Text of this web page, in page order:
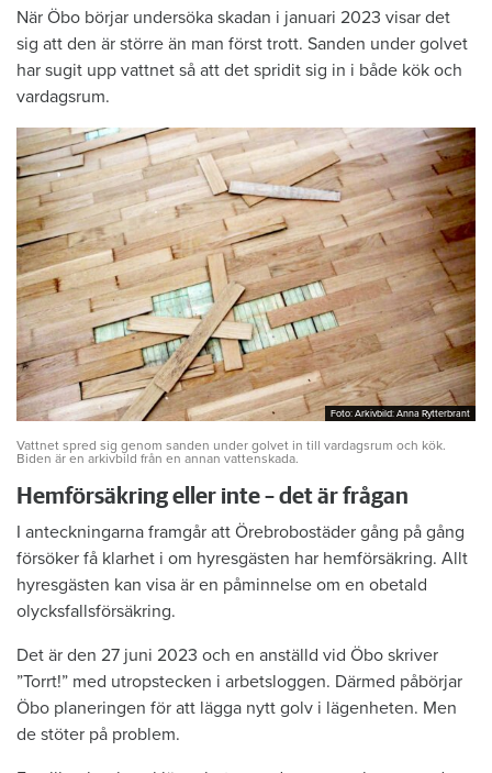
När Öbo börjar undersöka skadan i januari 2023 visar det
sig att den är större än man först trott. Sanden under golvet
har sugit upp vattnet så att det spridit sig in i både kök och
vardagsrum.
Foto: Arkivbild: Anna Rytterbrant
Foto: Arkivbild: Anna Rytterbrant
Vattnet spred sig genom sanden under golvet in till vardagsrum och kök.
Biden är en arkivbild från en annan vattenskada.
Hemförsäkring eller inte – det är frågan
I anteckningarna framgår att Örebrobostäder gång på gång
försöker få klarhet i om hyresgästen har hemförsäkring. Allt
hyresgästen kan visa är en påminnelse om en obetald
olycksfallsförsäkring.
Det är den 27 juni 2023 och en anställd vid Öbo skriver
”Torrt!” med utropstecken i arbetsloggen. Därmed påbörjar
Öbo planeringen för att lägga nytt golv i lägenheten. Men
de stöter på problem.